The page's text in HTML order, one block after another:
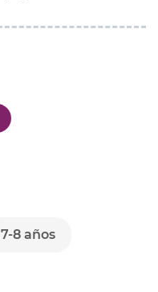
7-8 años